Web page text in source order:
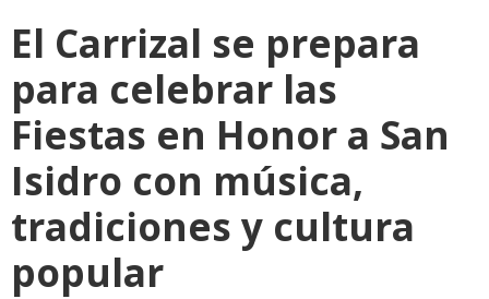
El Carrizal se prepara
para celebrar las
Fiestas en Honor a San
Isidro con música,
tradiciones y cultura
popular